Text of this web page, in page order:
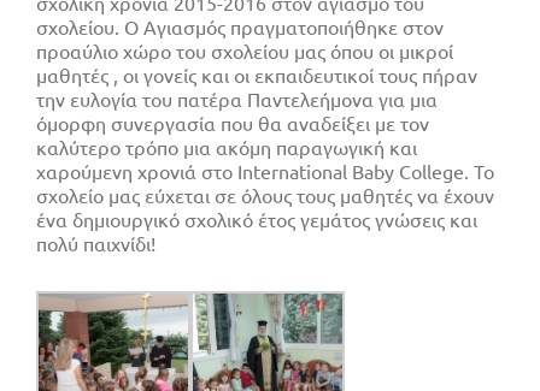
σχολείου. Ο Αγιασμός πραγματοποιήθηκε στον
προαύλιο χώρο του σχολείου μας όπου οι μικροί
μαθητές , οι γονείς και οι εκπαιδευτικοί τους πήραν
την ευλογία του πατέρα Παντελεήμονα για μια
όμορφη συνεργασία που θα αναδείξει με τον
καλύτερο τρόπο μια ακόμη παραγωγική και
χαρούμενη χρονιά στο International Baby College. Το
σχολείο μας εύχεται σε όλους τους μαθητές να έχουν
ένα δημιουργικό σχολικό έτος γεμάτος γνώσεις και
πολύ παιχνίδι!